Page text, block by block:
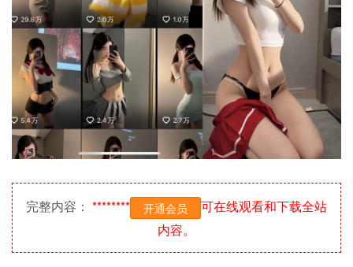
完整内容： ******** 开通会员
可在线观看和下载全站
内容。